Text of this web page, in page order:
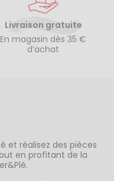
Livraison gratuite
En magasin dès 35 €
d’achat
et réalisez des pièces
en profitant de la